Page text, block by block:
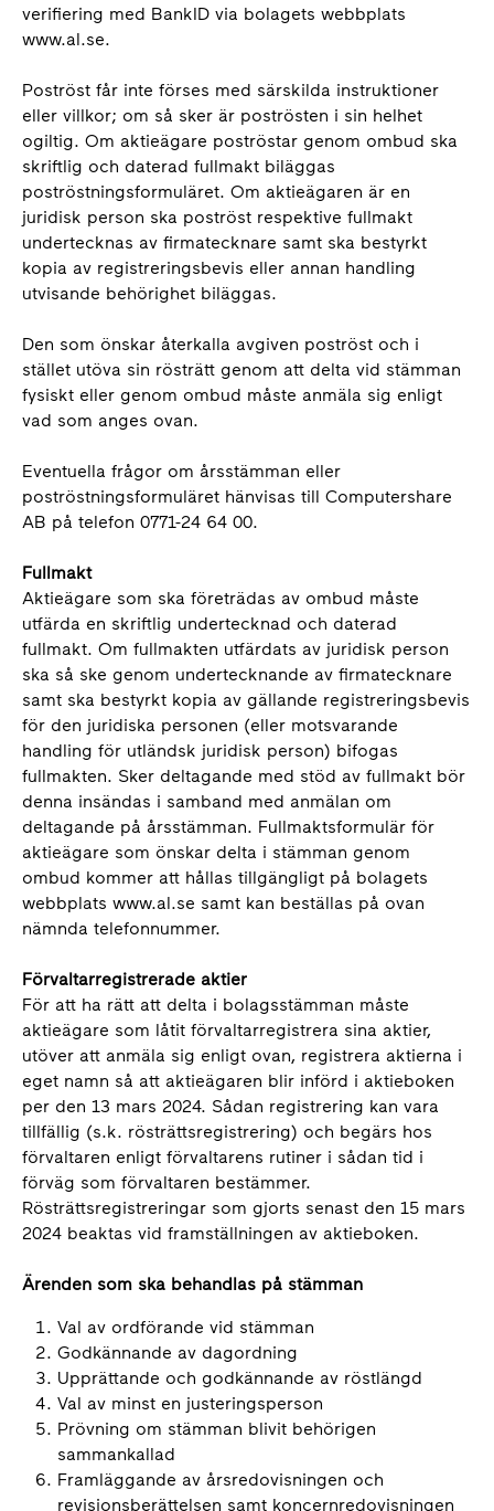
verifiering med BankID via bolagets webbplats
www.al.se.
Poströst får inte förses med särskilda instruktioner
eller villkor; om så sker är poströsten i sin helhet
ogiltig. Om aktieägare poströstar genom ombud ska
skriftlig och daterad fullmakt biläggas
poströstningsformuläret. Om aktieägaren är en
juridisk person ska poströst respektive fullmakt
undertecknas av firmatecknare samt ska bestyrkt
kopia av registreringsbevis eller annan handling
utvisande behörighet biläggas.
Den som önskar återkalla avgiven poströst och i
stället utöva sin rösträtt genom att delta vid stämman
fysiskt eller genom ombud måste anmäla sig enligt
vad som anges ovan.
Eventuella frågor om årsstämman eller
poströstningsformuläret hänvisas till Computershare
AB på telefon 0771-24 64 00.
Fullmakt
Aktieägare som ska företrädas av ombud måste
utfärda en skriftlig undertecknad och daterad
fullmakt. Om fullmakten utfärdats av juridisk person
ska så ske genom undertecknande av firmatecknare
samt ska bestyrkt kopia av gällande registreringsbevis
för den juridiska personen (eller motsvarande
handling för utländsk juridisk person) bifogas
fullmakten. Sker deltagande med stöd av fullmakt bör
denna insändas i samband med anmälan om
deltagande på årsstämman. Fullmaktsformulär för
aktieägare som önskar delta i stämman genom
ombud kommer att hållas tillgängligt på bolagets
webbplats www.al.se samt kan beställas på ovan
nämnda telefonnummer.
Förvaltarregistrerade aktier
För att ha rätt att delta i bolagsstämman måste
aktieägare som låtit förvaltarregistrera sina aktier,
utöver att anmäla sig enligt ovan, registrera aktierna i
eget namn så att aktieägaren blir införd i aktieboken
per den 13 mars 2024. Sådan registrering kan vara
tillfällig (s.k. rösträttsregistrering) och begärs hos
förvaltaren enligt förvaltarens rutiner i sådan tid i
förväg som förvaltaren bestämmer.
Rösträttsregistreringar som gjorts senast den 15 mars
2024 beaktas vid framställningen av aktieboken.
Ärenden som ska behandlas på stämman
Val av ordförande vid stämman
Godkännande av dagordning
Upprättande och godkännande av röstlängd
Val av minst en justeringsperson
Prövning om stämman blivit behörigen
sammankallad
Framläggande av årsredovisningen och
revisionsberättelsen samt koncernredovisningen